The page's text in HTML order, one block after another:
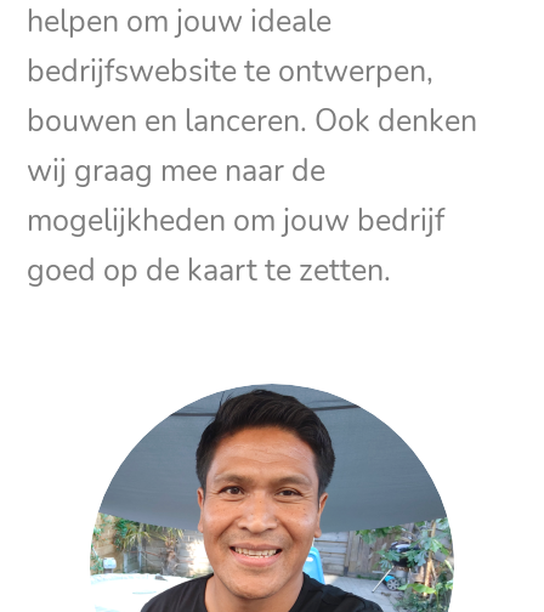
helpen om jouw ideale
bedrijfswebsite te ontwerpen,
bouwen en lanceren. Ook denken
wij graag mee naar de
mogelijkheden om jouw bedrijf
goed op de kaart te zetten.